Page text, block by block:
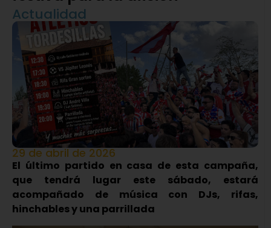
Actualidad
29 de abril de 2026
El último partido en casa de esta campaña,
que tendrá lugar este sábado, estará
acompañado de música con DJs, rifas,
hinchables y una parrillada